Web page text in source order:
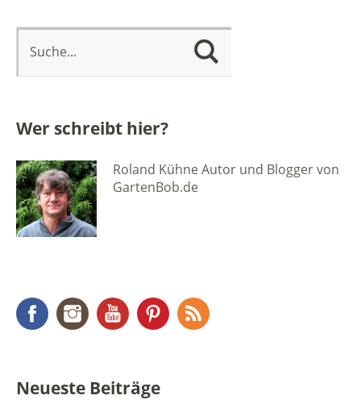
Wer schreibt hier?
Roland Kühne Autor und Blogger von
GartenBob.de
FacebookInstagramYouTubePinterest
Neueste Beiträge